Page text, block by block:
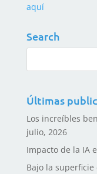
aquí
Search
Últimas
Los increíbles
julio, 2026
Impacto de la IA
Bajo la